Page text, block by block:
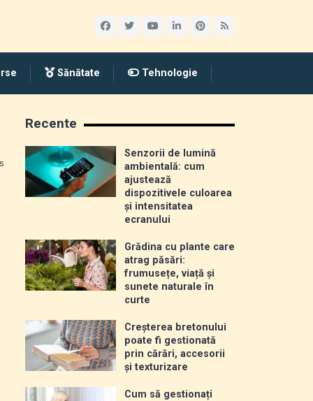
Sănătate Tehnologie
Recente
Senzorii de lumină
ambientală: cum
ajustează
dispozitivele culoarea
și intensitatea
ecranului
Grădina cu plante care
atrag păsări:
frumusețe, viață și
sunete naturale în
curte
Creșterea bretonului
poate fi gestionată
prin cărări, accesorii
și texturizare
Cum să gestionați